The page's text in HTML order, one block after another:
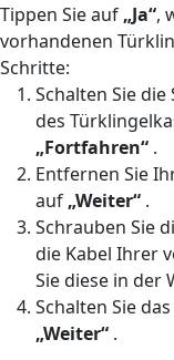
Tippen Sie auf „Ja“,
vorhandenen
Schritte:
Schalten Sie
des
„Fortfahren“ .
Entfernen Sie
auf „Weiter“ .
Schrauben Sie
die Kabel Ihrer
Sie diese in der
Schalten Sie
„Weiter“ .